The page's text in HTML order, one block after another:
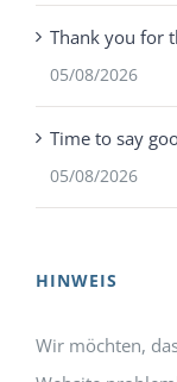
Thank you for
05/08/2026
Time to say
05/08/2026
HINWEIS
Wir möchten,